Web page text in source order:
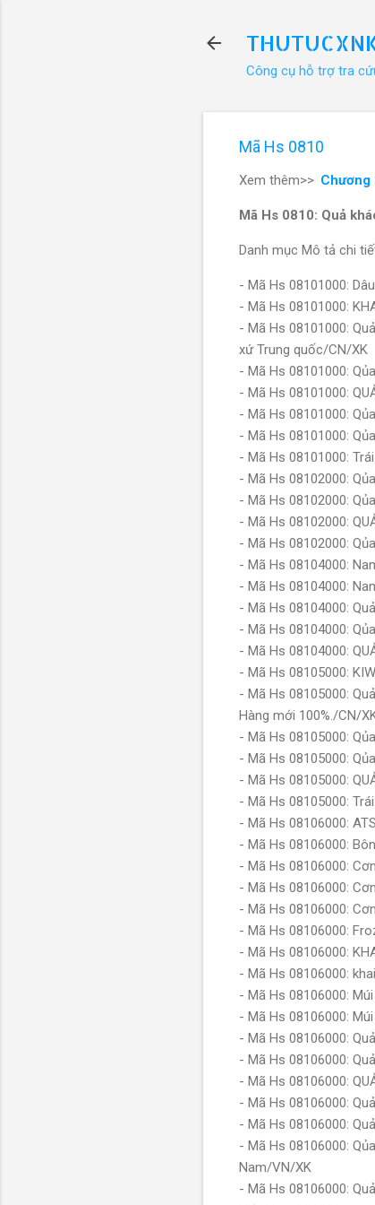
Công cụ hỗ trợ tra
Mã Hs 0810
Xem thêm>> Chương
Mã Hs 0810: Quả
Danh mục Mô tả chi
- Mã Hs 08101000:
- Mã Hs 08101000:
- Mã Hs 08101000:
xứ Trung quốc/CN/XK
- Mã Hs 08101000:
- Mã Hs 08101000:
- Mã Hs 08101000:
- Mã Hs 08101000:
- Mã Hs 08101000:
- Mã Hs 08102000:
- Mã Hs 08102000:
- Mã Hs 08102000:
- Mã Hs 08102000:
- Mã Hs 08104000:
- Mã Hs 08104000:
- Mã Hs 08104000:
- Mã Hs 08104000:
- Mã Hs 08104000:
- Mã Hs 08105000:
- Mã Hs 08105000:
Hàng mới 100%./CN/
- Mã Hs 08105000:
- Mã Hs 08105000:
- Mã Hs 08105000:
- Mã Hs 08105000:
- Mã Hs 08106000:
- Mã Hs 08106000:
- Mã Hs 08106000:
- Mã Hs 08106000:
- Mã Hs 08106000:
- Mã Hs 08106000:
- Mã Hs 08106000:
- Mã Hs 08106000:
- Mã Hs 08106000:
- Mã Hs 08106000:
- Mã Hs 08106000:
- Mã Hs 08106000:
- Mã Hs 08106000:
- Mã Hs 08106000:
- Mã Hs 08106000:
- Mã Hs 08106000:
Nam/VN/XK
- Mã Hs 08106000: